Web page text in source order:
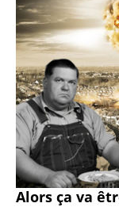
Alors ça va